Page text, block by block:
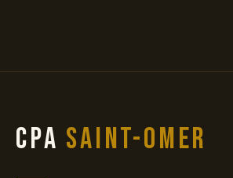
CPA Saint-Omer